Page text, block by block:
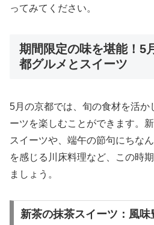
ってみてください。
期間限定の味を堪能！5
都グルメとスイーツ
5月の京都では、旬の食材を活か
ーツを楽しむことができます。
スイーツや、端午の節句にちな
を感じる川床料理など、この時
ましょう。
新茶の抹茶スイーツ：風味